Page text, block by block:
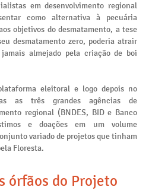
em desenvolvimento regional
como alternativa à pecuária
objetivos do desmatamento, a tese
desmatamento zero, poderia atrair
almejado pela criação de boi
eleitoral e logo depois no
as três grandes agências de
regional (BNDES, BID e Banco
e doações em um volume
variado de projetos que tinham
Floresta.
órfãos do Projeto